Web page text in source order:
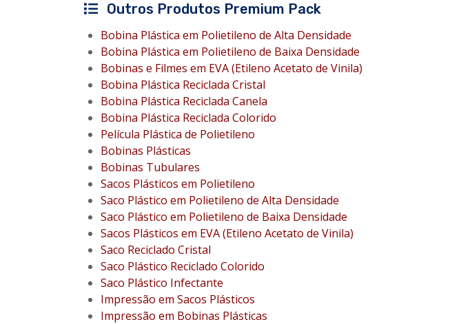
Outros Produtos Premium Pack
Bobina Plástica em Polietileno de Alta Densidade
Bobina Plástica em Polietileno de Baixa Densidade
Bobinas e Filmes em EVA (Etileno Acetato de Vinila)
Bobina Plástica Reciclada Cristal
Bobina Plástica Reciclada Canela
Bobina Plástica Reciclada Colorido
Película Plástica de Polietileno
Bobinas Plásticas
Bobinas Tubulares
Sacos Plásticos em Polietileno
Saco Plástico em Polietileno de Alta Densidade
Saco Plástico em Polietileno de Baixa Densidade
Sacos Plásticos em EVA (Etileno Acetato de Vinila)
Saco Reciclado Cristal
Saco Plástico Reciclado Colorido
Saco Plástico Infectante
Impressão em Sacos Plásticos
Impressão em Bobinas Plásticas